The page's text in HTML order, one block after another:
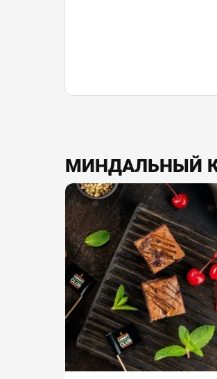
МИНДАЛЬНЫЙ